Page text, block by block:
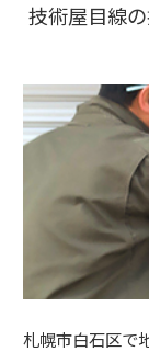
技術屋目線
札幌市白石区で